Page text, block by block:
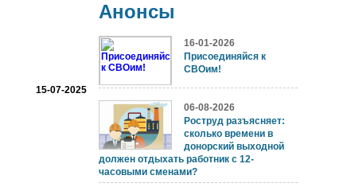
15-07-2025
Анонсы
16-01-2026
Присоединяйся к
СВОим!
06-08-2026
Роструд разъясняет:
сколько времени в
донорский выходной
должен отдыхать работник с 12-
часовыми сменами?